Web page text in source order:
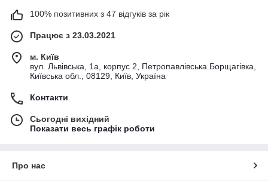
100% позитивних з 47 відгуків за рік
Працює з 23.03.2021
м. Київ
вул. Львівська, 1а, корпус 2, Петропавлівська Борщагівка,
Київська обл., 08129, Київ, Україна
Контакти
Сьогодні вихідний
Показати весь графік роботи
Про нас